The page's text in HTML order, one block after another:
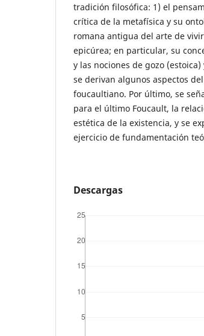
tradición filosófica: 1) el
crítica de la metafísica y su
romana antigua del arte de
epicúrea; en particular, su
y las nociones de gozo
se derivan algunos aspectos
foucaultiano. Por último, se
para el último Foucault, la
estética de la existencia, y se
ejercicio de fundamentación
Descargas